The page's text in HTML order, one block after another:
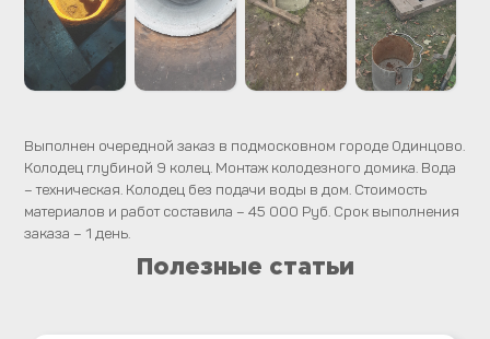
Выполнен очередной заказ в подмосковном городе Одинцово.
Колодец глубиной 9 колец. Монтаж колодезного домика. Вода
– техническая. Колодец без подачи воды в дом. Стоимость
материалов и работ составила – 45 000 Руб. Срок выполнения
заказа – 1 день.
Полезные статьи